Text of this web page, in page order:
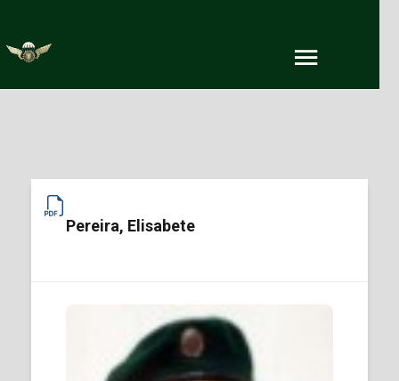
Pereira, Elisabete